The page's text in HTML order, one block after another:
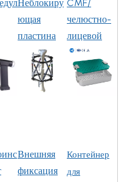
Неблокиру
ющая
пластина
CMF/
челюстно-
лицевой
Внешняя
фиксация
Контейнер
для